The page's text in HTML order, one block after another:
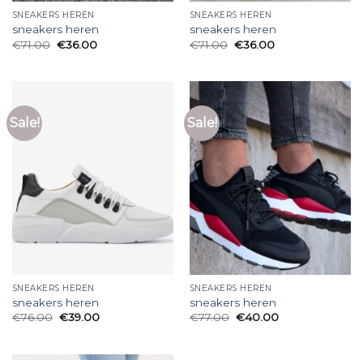
SNEAKERS HEREN
sneakers heren
€71.00 €36.00
SNEAKERS HEREN
sneakers heren
€71.00 €36.00
Sale!
SNEAKERS HEREN
sneakers heren
€76.00 €39.00
Sale!
SNEAKERS HEREN
sneakers heren
€77.00 €40.00